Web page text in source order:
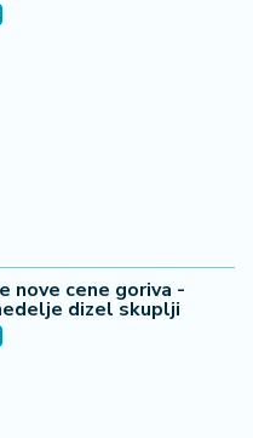
nove cene goriva -
dizel skuplji